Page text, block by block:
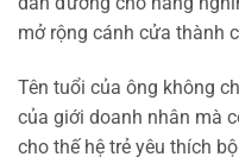
mở rộng cánh cửa thành
Tên tuổi của ông không
của giới doanh nhân mà
cho thế hệ trẻ yêu thích